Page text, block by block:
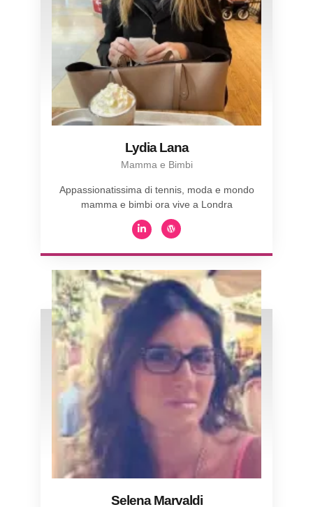
Lydia Lana
Mamma e Bimbi
Appassionatissima di tennis, moda e mondo
mamma e bimbi ora vive a Londra
Selena Marvaldi